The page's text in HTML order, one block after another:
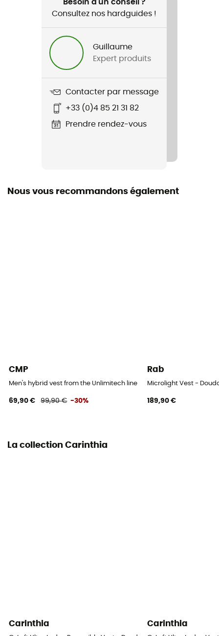
Travail en extérieur
Nom du produit
G-Loft Ultra Vest 2.0
Ajustée
Besoin d'un conseil ?
Consultez nos hardguides !
Guillaume
Expert produits
Contacter par message
+33 (0)4 85 21 31 82
Prendre rendez-vous
Nous vous recommandons également
CMP
Men's hybrid vest from the Unlimitech line - Doudoune sans
69,90 € 99,90 € -30%
Rab
Microlight Vest -
189,90 €
La collection Carinthia
Carinthia Carinthia